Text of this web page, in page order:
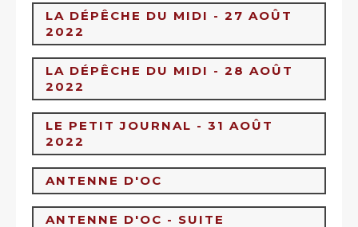
LA DÉPÊCHE DU MIDI - 27 AOÛT
2022
LA DÉPÊCHE DU MIDI - 28 AOÛT
2022
LE PETIT JOURNAL - 31 AOÛT
2022
ANTENNE D'OC
ANTENNE D'OC - SUITE